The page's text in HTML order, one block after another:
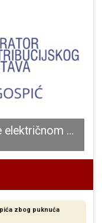
Obavijest o prekidu opskrbe električnom energijom za dio naselja Melnice i Vratnik
zbog puknuća